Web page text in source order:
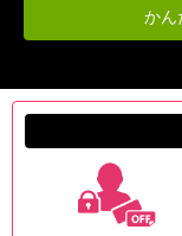
かん